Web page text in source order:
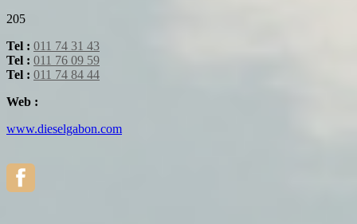
205
Tel : 011 74 31 43
Tel : 011 76 09 59
Tel : 011 74 84 44
Web :
www.dieselgabon.com